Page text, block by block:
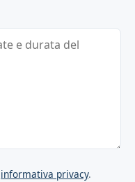
informativa privacy.